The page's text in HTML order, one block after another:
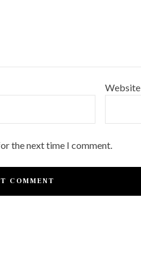
Website
the next time I comment.